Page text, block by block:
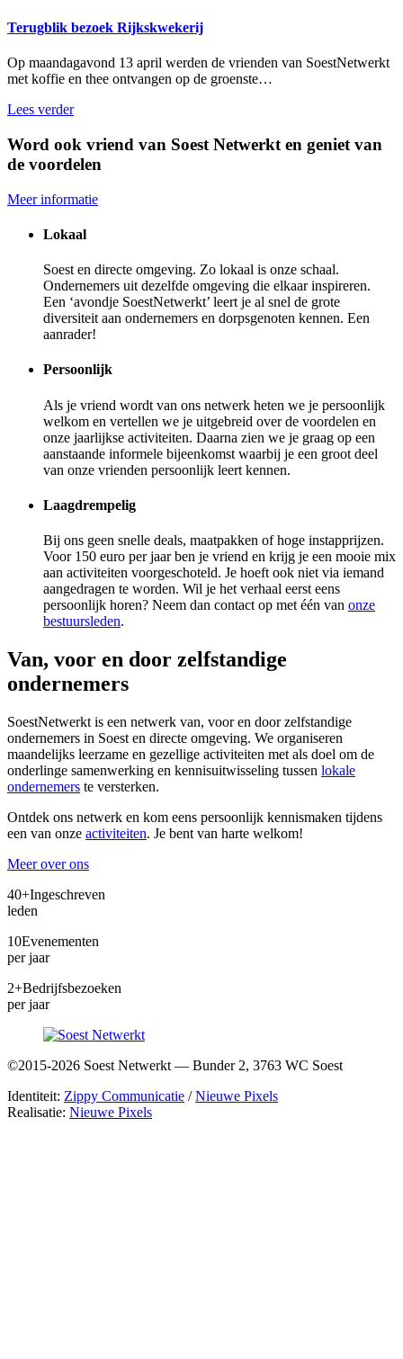
Terugblik bezoek Rijkskwekerij
Op maandagavond 13 april werden de vrienden van SoestNetwerkt
met koffie en thee ontvangen op de groenste…
Lees verder
Word ook vriend van Soest Netwerkt en geniet van
de voordelen
Meer informatie
Lokaal
Soest en directe omgeving. Zo lokaal is onze schaal.
Ondernemers uit dezelfde omgeving die elkaar inspireren.
Een ‘avondje SoestNetwerkt’ leert je al snel de grote
diversiteit aan ondernemers en dorpsgenoten kennen. Een
aanrader!
Persoonlijk
Als je vriend wordt van ons netwerk heten we je persoonlijk
welkom en vertellen we je uitgebreid over de voordelen en
onze jaarlijkse activiteiten. Daarna zien we je graag op een
aanstaande informele bijeenkomst waarbij je een groot deel
van onze vrienden persoonlijk leert kennen.
Laagdrempelig
Bij ons geen snelle deals, maatpakken of hoge instapprijzen.
Voor 150 euro per jaar ben je vriend en krijg je een mooie mix
aan activiteiten voorgeschoteld. Je hoeft ook niet via iemand
aangedragen te worden. Wil je het verhaal eerst eens
persoonlijk horen? Neem dan contact op met één van onze
bestuursleden.
Van, voor en door zelfstandige
ondernemers
SoestNetwerkt is een netwerk van, voor en door zelfstandige
ondernemers in Soest en directe omgeving. We organiseren
maandelijks leerzame en gezellige activiteiten met als doel om de
onderlinge samenwerking en kennisuitwisseling tussen lokale
ondernemers te versterken.
Ontdek ons netwerk en kom eens persoonlijk kennismaken tijdens
een van onze activiteiten. Je bent van harte welkom!
Meer over ons
40+Ingeschreven
leden
10Evenementen
per jaar
2+Bedrijfsbezoeken
per jaar
©2015-2026 Soest Netwerkt — Bunder 2, 3763 WC Soest
Identiteit: Zippy Communicatie /Nieuwe Pixels
Realisatie: Nieuwe Pixels